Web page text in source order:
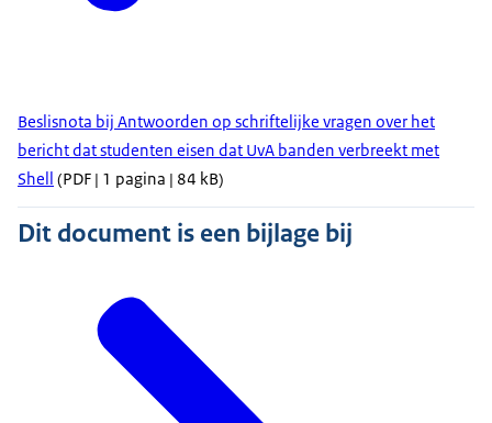
Beslisnota bij Antwoorden op schriftelijke vragen over het
bericht dat studenten eisen dat UvA banden verbreekt met
Shell
(PDF | 1 pagina | 84 kB)
Dit document is een bijlage bij